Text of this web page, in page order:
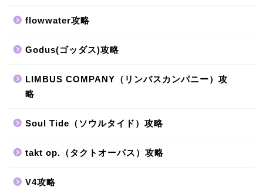
flowwater攻略
Godus(ゴッダス)攻略
LIMBUS COMPANY（リンバスカンパニー）攻
略
Soul Tide（ソウルタイド）攻略
takt op.（タクトオーパス）攻略
V4攻略